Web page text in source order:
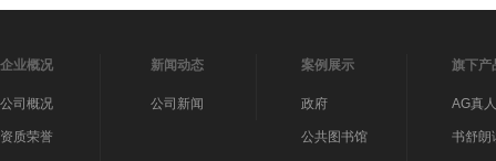
企业概况
公司概况
资质荣誉
新闻动态
公司新闻
案例展示
政府
公共图书馆
旗下产
AG真
书舒朗